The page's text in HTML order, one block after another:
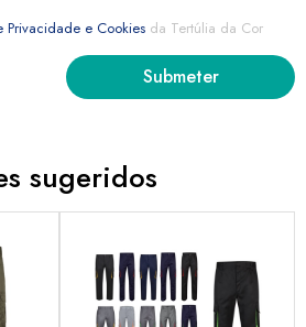
Privacidade e Cookies da Tertúlia da Cor
sugeridos